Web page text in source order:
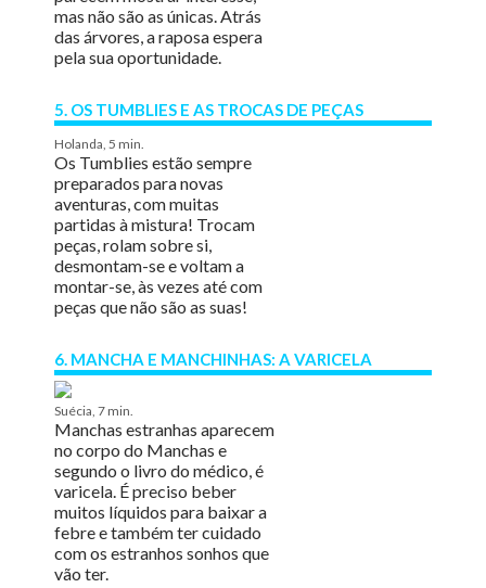
mas não são as únicas. Atrás
das árvores, a raposa espera
pela sua oportunidade.
5. OS TUMBLIES E AS TROCAS DE PEÇAS
Holanda, 5 min.
Os Tumblies estão sempre
preparados para novas
aventuras, com muitas
partidas à mistura! Trocam
peças, rolam sobre si,
desmontam-se e voltam a
montar-se, às vezes até com
peças que não são as suas!
6. MANCHA E MANCHINHAS: A VARICELA
Suécia, 7 min.
Manchas estranhas aparecem
no corpo do Manchas e
segundo o livro do médico, é
varicela. É preciso beber
muitos líquidos para baixar a
febre e também ter cuidado
com os estranhos sonhos que
vão ter.